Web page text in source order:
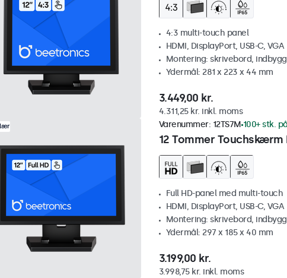
4:3 multi-touch panel
HDMI, DisplayPort, USB-C, VGA
Montering: skrivebord,
Ydermål: 281 x 223 x 44 mm
3.449,00 kr.
4.311,25 kr. inkl. moms
12 Tommer
Varenummer: 12TS7M 100+ stk.
Full HD-panel med multi-touch
HDMI, DisplayPort, USB-C, VGA
Montering: skrivebord,
Ydermål: 297 x 185 x 40 mm
3.199,00 kr.
3.998,75 kr. inkl. moms